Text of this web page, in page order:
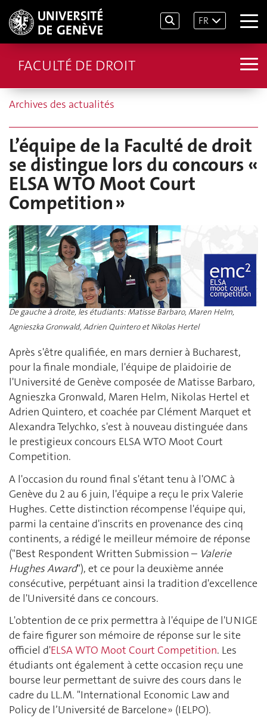
FR
FACULTÉ DE DROIT
Archives des actualités
L’équipe de la Faculté de droit
se distingue lors du concours «
ELSA WTO Moot Court
Competition »
De gauche à droite, les étudiants: Matisse Barbaro, Maren Helm,
Agnieszka Gronwald, Adrien Quintero et Nikolas Hertel
Après s'être qualifiée, en mars dernier à Bucharest,
pour la finale mondiale, l'équipe de plaidoirie de
l'Université de Genève composée de Matisse Barbaro,
Agnieszka Gronwald, Maren Helm, Nikolas Hertel et
Adrien Quintero, et coachée par Clément Marquet et
Alexandra Telychko, s'est à nouveau distinguée dans
le prestigieux concours ELSA WTO Moot Court
Competition.
A l'occasion du round final s'étant tenu à l'OMC à
Genève du 2 au 6 juin, l'équipe a reçu le prix Valerie
Hughes. Cette distinction récompense l'équipe qui,
parmi la centaine d'inscrits en provenance des cinq
continents, a rédigé le meilleur mémoire de réponse
("Best Respondent Written Submission – Valerie
Hughes Award"), et ce pour la deuxième année
consécutive, perpétuant ainsi la tradition d'excellence
de l'Université dans ce concours.
L'obtention de ce prix permettra à l'équipe de l'UNIGE
de faire figurer son mémoire de réponse sur le site
officiel d'ELSA WTO Moot Court Competition. Les
étudiants ont également à cette occasion reçu une
bourse leur permettant de suivre des cours dans le
cadre du LL.M. "International Economic Law and
Policy de l’Université de Barcelone » (IELPO).